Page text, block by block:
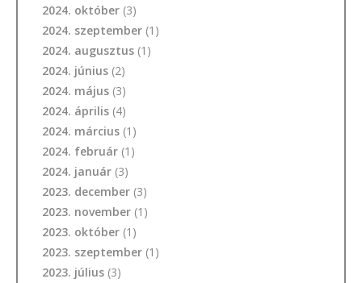
2024. október (3)
2024. szeptember (1)
2024. augusztus (1)
2024. június (2)
2024. május (3)
2024. április (4)
2024. március (1)
2024. február (1)
2024. január (3)
2023. december (3)
2023. november (1)
2023. október (1)
2023. szeptember (1)
2023. július (3)